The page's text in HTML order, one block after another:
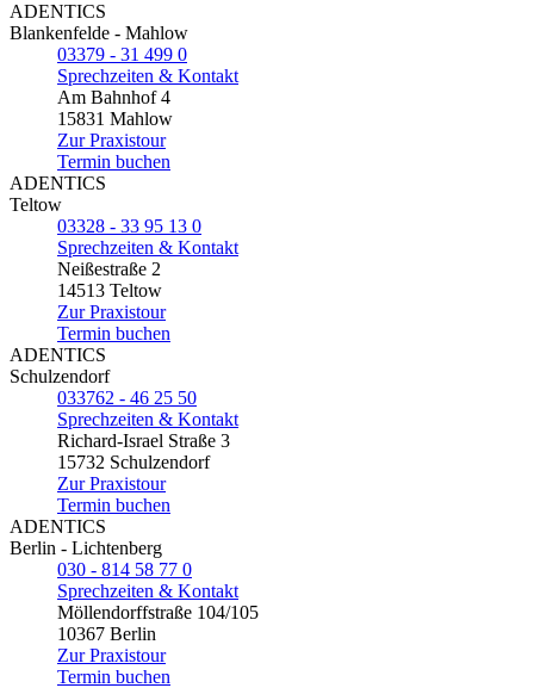
ADENTICS
Blankenfelde - Mahlow
03379 - 31 499 0
Sprechzeiten & Kontakt
Am Bahnhof 4
15831 Mahlow
Zur Praxistour
Termin buchen
ADENTICS
Teltow
03328 - 33 95 13 0
Sprechzeiten & Kontakt
Neißestraße 2
14513 Teltow
Zur Praxistour
Termin buchen
ADENTICS
Schulzendorf
033762 - 46 25 50
Sprechzeiten & Kontakt
Richard-Israel Straße 3
15732 Schulzendorf
Zur Praxistour
Termin buchen
ADENTICS
Berlin - Lichtenberg
030 - 814 58 77 0
Sprechzeiten & Kontakt
Möllendorffstraße 104/105
10367 Berlin
Zur Praxistour
Termin buchen